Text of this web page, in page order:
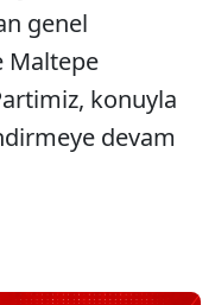
genel
Maltepe
konuyla
devam